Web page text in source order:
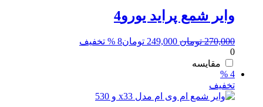
وایر شمع پراید یورو4
270,000 تومان قیمت
249,000 تومان8 % تخفیف
0
مقایسه
4 %
تخفیف